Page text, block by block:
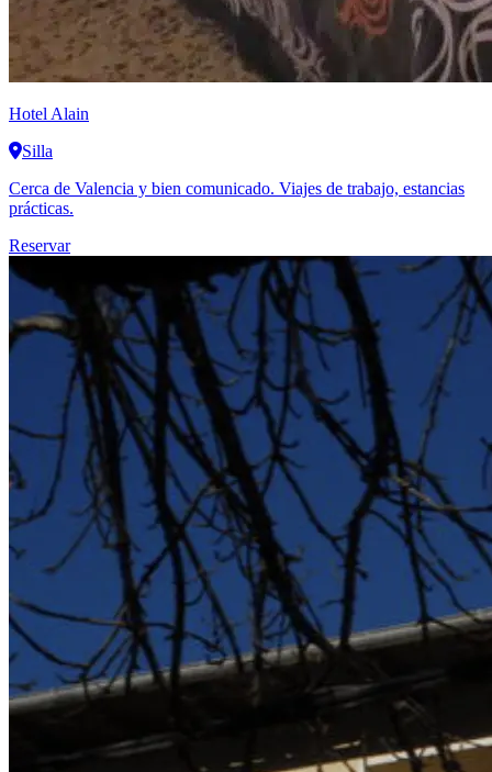
Hotel Alain
Silla
Cerca de Valencia y bien comunicado. Viajes de trabajo, estancias
prácticas.
Reservar